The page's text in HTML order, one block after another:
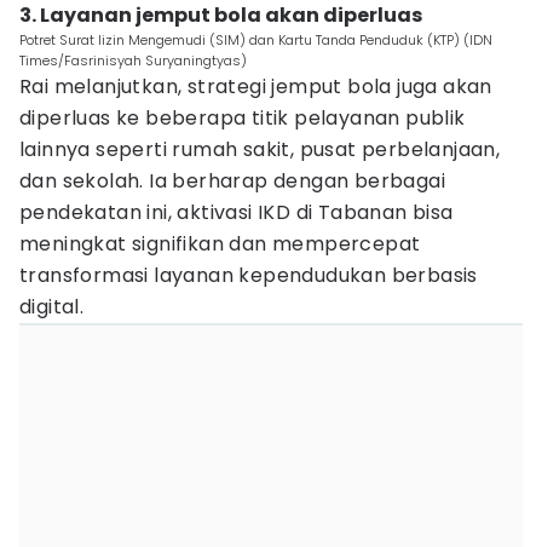
3. Layanan jemput bola akan diperluas
Potret Surat Iizin Mengemudi (SIM) dan Kartu Tanda Penduduk (KTP) (IDN
Times/Fasrinisyah Suryaningtyas)
Rai melanjutkan, strategi jemput bola juga akan
diperluas ke beberapa titik pelayanan publik
lainnya seperti rumah sakit, pusat perbelanjaan,
dan sekolah. Ia berharap dengan berbagai
pendekatan ini, aktivasi IKD di Tabanan bisa
meningkat signifikan dan mempercepat
transformasi layanan kependudukan berbasis
digital.